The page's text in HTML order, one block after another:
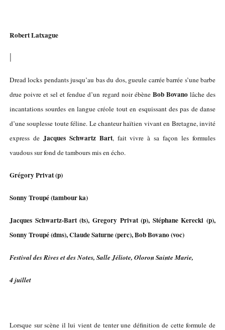
Robert Latxague
Dread locks pendants jusqu’au bas du dos, gueule carrée barrée s’une barbe
drue poivre et sel et fendue d’un regard noir ébène Bob Bovanolâche des
incantations sourdes en langue créole tout en esquissant des pas de danse
d’une souplesse toute féline. Le chanteur haïtien vivant en Bretagne, invité
express de Jacques Schwartz Bart, fait vivre à sa façon les formules
vaudous sur fond de tambours mis en écho.
Grégory Privat (p)
Sonny Troupé (tambour ka)
Jacques Schwartz-Bart (ts), Gregory Privat (p), Stéphane Kerecki (p),
Sonny Troupé (dms), Claude Saturne (perc), Bob Bovano (voc)
Festival des Rives et des Notes, Salle Jéliote, Oloron Sainte Marie,
4 juillet
Lorsque sur scène il lui vient de tenter une définition de cette formule de